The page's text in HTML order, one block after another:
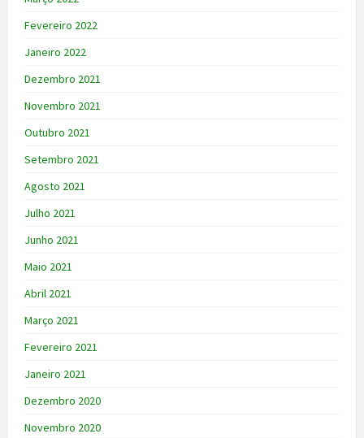
Fevereiro 2022
Janeiro 2022
Dezembro 2021
Novembro 2021
Outubro 2021
Setembro 2021
Agosto 2021
Julho 2021
Junho 2021
Maio 2021
Abril 2021
Março 2021
Fevereiro 2021
Janeiro 2021
Dezembro 2020
Novembro 2020